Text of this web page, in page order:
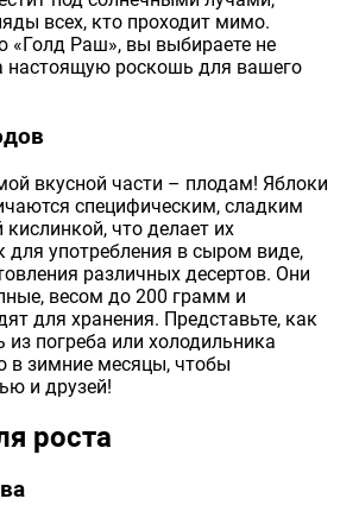
всех, кто проходит мимо.
«Голд Раш», вы выбираете не
настоящую роскошь для вашего
вкусной части – плодам! Яблоки
специфическим, сладким
кислинкой, что делает их
употребления в сыром виде,
различных десертов. Они
весом до 200 грамм и
для хранения. Представьте, как
из погреба или холодильника
в зимние месяцы, чтобы
и друзей!
роста